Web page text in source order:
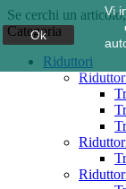
Se cerchi un
Categoria
Riduttori
Ok
Vi